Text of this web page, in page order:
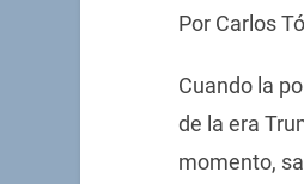
Por Carlos
Cuando la
de la era
momento,